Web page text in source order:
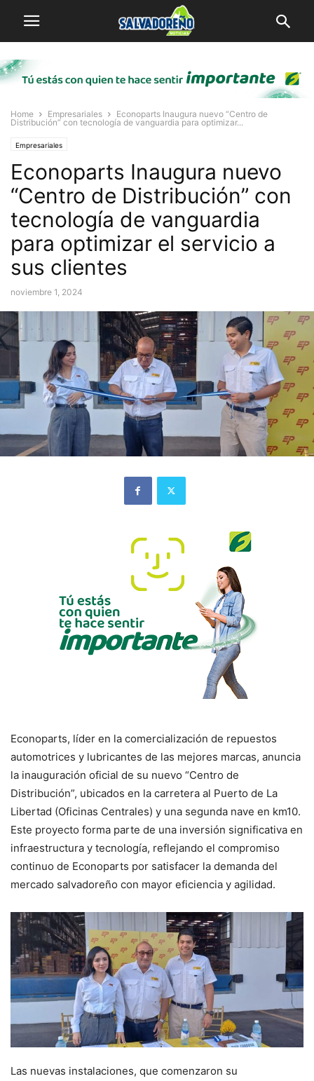
Home Empresariales
Econoparts Inaugura nuevo “Centro de
Distribución” con tecnología de vanguardia para optimizar...
Empresariales
Econoparts Inaugura nuevo
“Centro de Distribución” con
tecnología de vanguardia
para optimizar el servicio a
sus clientes
noviembre 1, 2024
Econoparts, líder en la comercialización de repuestos
automotrices y lubricantes de las mejores marcas, anuncia
la inauguración oficial de su nuevo “Centro de
Distribución”, ubicados en la carretera al Puerto de La
Libertad (Oficinas Centrales) y una segunda nave en km10.
Este proyecto forma parte de una inversión significativa en
infraestructura y tecnología, reflejando el compromiso
continuo de Econoparts por satisfacer la demanda del
mercado salvadoreño con mayor eficiencia y agilidad.
Las nuevas instalaciones, que comenzaron su